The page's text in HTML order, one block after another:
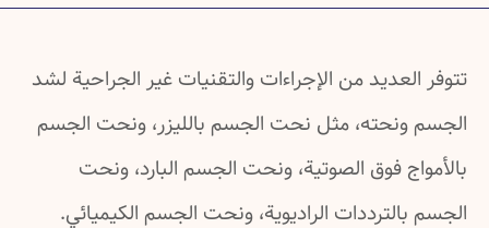
أسئلة شائعة عن نحت الجسم بدون جراحة
خرافات شائعة عن نحت الجسم بدون جراحة
دراسات علمية عن نحت الجسم بدون جراحة
تتوفر العديد من الإجراءات والتقنيات غير الجراحية لشد
الجسم ونحته، مثل نحت الجسم بالليزر، ونحت الجسم
بالأمواج فوق الصوتية، ونحت الجسم البارد، ونحت
الجسم بالترددات الراديوية، ونحت الجسم الكيميائي.